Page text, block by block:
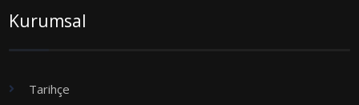
Kurumsal
Tarihçe